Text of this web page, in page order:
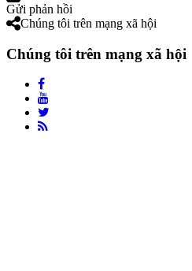
Gửi phản hồi
Chúng tôi trên mạng xã hội
Chúng tôi trên mạng xã hội